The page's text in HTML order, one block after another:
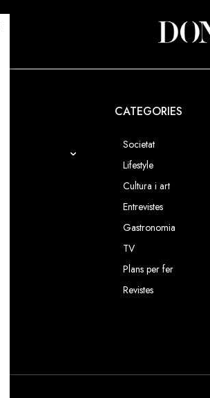
CATEGORIES
Societat
Lifestyle
Cultura i art
Entrevistes
Gastronomia
TV
Plans per fer
Revistes